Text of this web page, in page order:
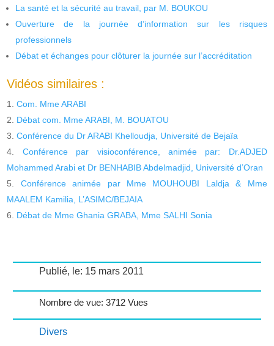
La santé et la sécurité au travail, par M. BOUKOU
Ouverture de la journée d’information sur les risques
professionnels
Débat et échanges pour clôturer la journée sur l’accréditation
Vidéos similaires :
Com. Mme ARABI
Débat com. Mme ARABI, M. BOUATOU
Conférence du Dr ARABI Khelloudja, Université de Bejaïa
Conférence par visioconférence, animée par: Dr.ADJED
Mohammed Arabi et Dr BENHABIB Abdelmadjid, Université d’Oran
Conférence animée par Mme MOUHOUBI Laldja & Mme
MAALEM Kamilia, L’ASIMC/BEJAIA
Débat de Mme Ghania GRABA, Mme SALHI Sonia
Publié, le: 15 mars 2011
Nombre de vue: 3712 Vues
Divers